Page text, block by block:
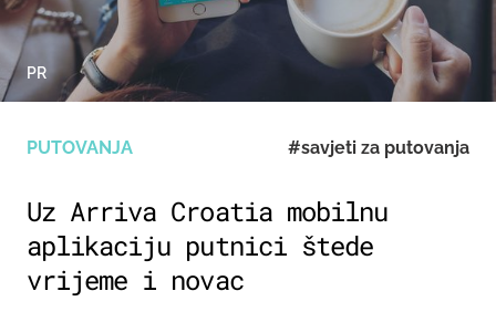
PUTOVANJA #savjeti za putovanja
Uz Arriva Croatia mobilnu
aplikaciju putnici štede
vrijeme i novac
PR